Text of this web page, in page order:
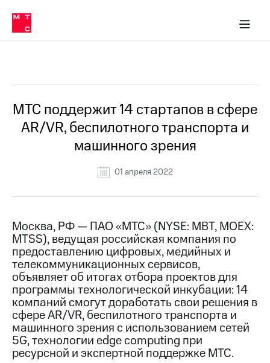
Медиа-центр
и акционерам
Устойчивое развитие
Комплаенс и деловая этика
компании
Карьера
История
компании
Руководство
информация
Контакты
Медиа-центр
Пресс-
релизы
МТС
о технологиях
Достижения
Интервью
в МТС
Пресс-
релизы
о технологиях
МТС поддержит 14 стартапов в сфере
AR/VR, беспилотного транспорта и
машинного зрения
01 апреля 2022
Москва, РФ — ПАО «МТС» (NYSE: MBT, MOEX:
MTSS), ведущая российская компания по
предоставлению цифровых, медийных и
телекоммуникационных сервисов,
объявляет об итогах отбора проектов для
программы технологической инкубации: 14
компаний смогут доработать свои решения в
сфере AR/VR, беспилотного транспорта и
машинного зрения с использованием сетей
5G, технологии edge computing при
ресурсной и экспертной поддержке МТС.